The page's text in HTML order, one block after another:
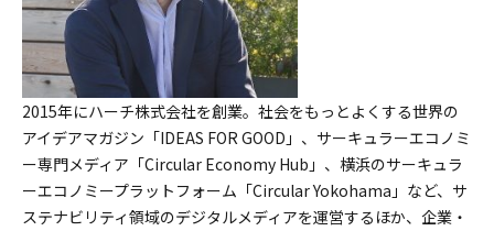
2015年にハーチ株式会社を創業。社会をもっとよくする世界の
アイデアマガジン「IDEAS FOR GOOD」、サーキュラーエコノミ
ー専門メディア「Circular Economy Hub」、横浜のサーキュラ
ーエコノミープラットフォーム「Circular Yokohama」など、サ
ステナビリティ領域のデジタルメディアを運営するほか、企業・